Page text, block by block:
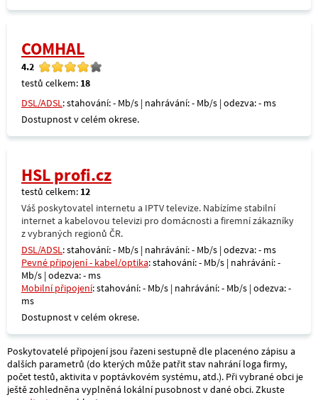
COMHAL
4.2
testů celkem: 18
DSL/ADSL: stahování: - Mb/s | nahrávání: - Mb/s | odezva: - ms
Dostupnost v celém okrese.
HSL profi.cz
testů celkem: 12
Váš poskytovatel internetu a IPTV televize. Nabízíme stabilní
internet a kabelovou televizi pro domácnosti a firemní zákazníky
z vybraných regionů ČR.
DSL/ADSL: stahování: - Mb/s | nahrávání: - Mb/s | odezva: - ms
Pevné připojení - kabel/optika: stahování: - Mb/s | nahrávání: -
Mb/s | odezva: - ms
Mobilní připojení: stahování: - Mb/s | nahrávání: - Mb/s | odezva: -
ms
Dostupnost v celém okrese.
Poskytovatelé připojení jsou řazeni sestupně dle placenéno zápisu a
dalších parametrů (do kterých může patřit stav nahrání loga firmy,
počet testů, aktivita v poptávkovém systému, atd.). Při vybrané obci je
ještě zohledněna vyplněná lokální pusobnost v dané obci. Zkuste